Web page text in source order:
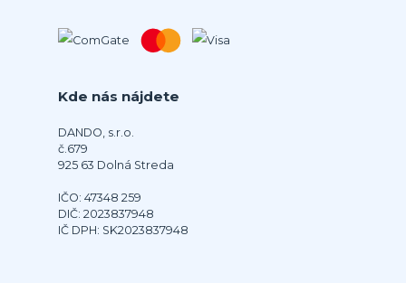
Kde nás nájdete
DANDO, s.r.o.
č.679
925 63 Dolná Streda
IČO: 47348 259
DIČ: 2023837948
IČ DPH: SK2023837948